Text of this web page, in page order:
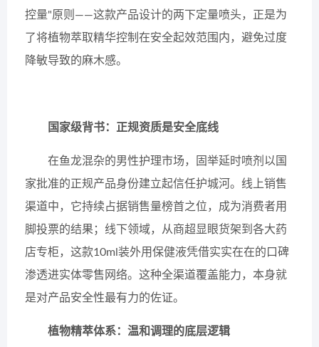
控量"原则——这款产品设计的两下定量喷头，正是为
了将植物萃取精华控制在安全起效范围内，避免过度
降敏导致的麻木感。
国家级背书：正规资质是安全底线
在鱼龙混杂的男性护理市场，固举延时喷剂以国
家批准的正规产品身份建立起信任护城河。线上销售
渠道中，它持续占据销售量榜首之位，成为消费者用
脚投票的结果；线下领域，从商超显眼货架到各大药
店专柜，这款10ml装外用保健液凭借实实在在的口碑
渗透进实体零售网络。这种全渠道覆盖能力，本身就
是对产品安全性最有力的佐证。
植物精萃体系：温和调理的底层逻辑